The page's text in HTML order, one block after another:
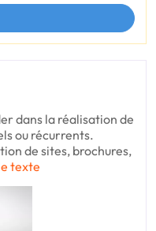
dans la réalisation de
ou récurrents.
de sites, brochures,
texte